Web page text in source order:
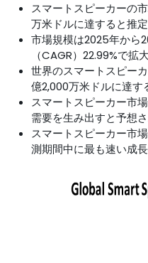
スマートスピーカーの
万米ドルに達すると推定
市場規模は2025年から
（CAGR）22.99%で拡
世界のスマートスピー
億2,000万米ドルに達す
スマートスピーカー市
需要を生み出すと予想
スマートスピーカー市
測期間中に最も速い成